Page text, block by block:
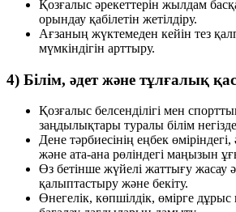
Қозғалыс әрекеттерін жылдам
орындау қабілетін жетілдіру.
Ағзаның жүктемеден кейін тез
мүмкіндігін арттыру.
4) Білім, әдет және тұлғалық
Қозғалыс белсенділігі мен
заңдылықтары туралы білім
Дене тәрбиесінің еңбек
және ата-ана рөліндегі маңызын
Өз бетінше жүйелі жаттығу жасау
қалыптастыру және бекіту.
Өнегелік, көпшілдік, өмірге дұрыс